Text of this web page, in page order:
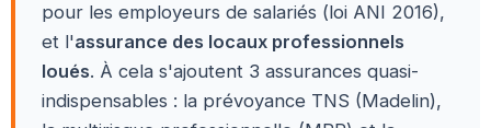
pour les employeurs de salariés (loi ANI 2016),
et l'assurance des locaux professionnels
loués. À cela s'ajoutent 3 assurances quasi-
indispensables : la prévoyance TNS (Madelin),